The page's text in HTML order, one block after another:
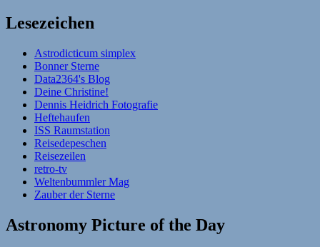
Lesezeichen
Astrodicticum simplex
Bonner Sterne
Data2364's Blog
Deine Christine!
Dennis Heidrich Fotografie
Heftehaufen
ISS Raumstation
Reisedepeschen
Reisezeilen
retro-tv
Weltenbummler Mag
Zauber der Sterne
Astronomy Picture of the Day